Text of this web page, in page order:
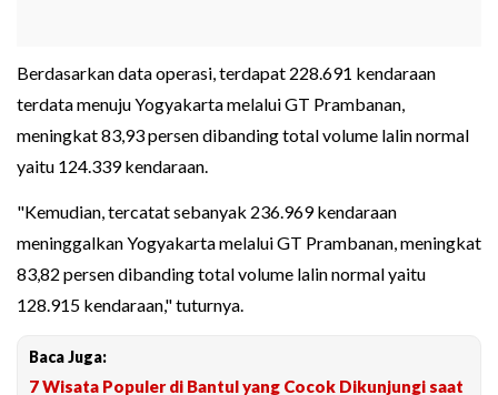
Berdasarkan data operasi, terdapat 228.691 kendaraan
terdata menuju Yogyakarta melalui GT Prambanan,
meningkat 83,93 persen dibanding total volume lalin normal
yaitu 124.339 kendaraan.
"Kemudian, tercatat sebanyak 236.969 kendaraan
meninggalkan Yogyakarta melalui GT Prambanan, meningkat
83,82 persen dibanding total volume lalin normal yaitu
128.915 kendaraan," tuturnya.
Baca Juga:
7 Wisata Populer di Bantul yang Cocok Dikunjungi saat